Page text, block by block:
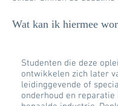
Wat kan ik hiermee
Studenten die deze
ontwikkelen zich later
leidinggevende of
onderhoud en reparatie